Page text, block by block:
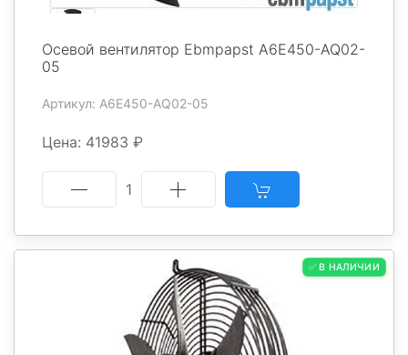
Осевой вентилятор Ebmpapst A6E450-AQ02-
05
Артикул: A6E450-AQ02-05
Цена: 41983 ₽
1
✅ В НАЛИЧИИ